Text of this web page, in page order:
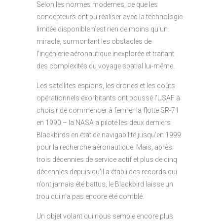
Selon les normes modernes, ce que les
concepteurs ont pu réaliser avec la technologie
limitée disponible n’est rien de moins qu’un
miracle, surmontant les obstacles de
l’ingénierie aéronautique inexplorée et traitant
des complexités du voyage spatial lui-même.
Les satellites espions, les drones et les coûts
opérationnels exorbitants ont poussé l’USAF à
choisir de commencer à fermer la flotte SR-71
en 1990 – la NASA a piloté les deux derniers
Blackbirds en état de navigabilité jusqu’en 1999
pour la recherche aéronautique. Mais, après
trois décennies de service actif et plus de cinq
décennies depuis qu’il a établi des records qui
n’ont jamais été battus, le Blackbird laisse un
trou qui n’a pas encore été comblé.
Un objet volant qui nous semble encore plus